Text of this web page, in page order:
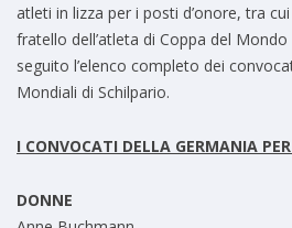
atleti in lizza per i posti d’onore, tra
fratello dell’atleta di Coppa del
seguito l’elenco completo dei
Mondiali di Schilpario.
I CONVOCATI DELLA GERMANIA
DONNE